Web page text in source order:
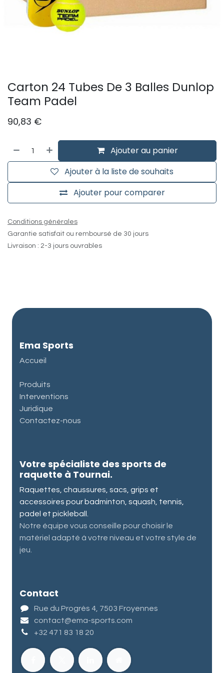
Carton 24 Tubes De 3 Balles Dunlop
Team Padel
90,83 €
Ajouter au panier
Ajouter pour comparer
Ajouter à la liste de souhaits
Conditions générales
Garantie satisfait ou remboursé de 30 jours
Livraison : 2-3 jours ouvrables
Ema Sports
Accueil
Produits
Interventions
Juridique
Contactez-nous
Votre spécialiste des sports de
raquette à Tournai.
Raquettes, chaussures, sacs, grips et
accessoires pour badminton, squash, tennis,
padel et pickleball.
Notre équipe vous conseille pour choisir le
matériel adapté à votre niveau et votre style de
jeu.
Contact
Rue du Progrès 4, 7503 Froyennes
contact@ema-sports.com
+32 471 83 18 20